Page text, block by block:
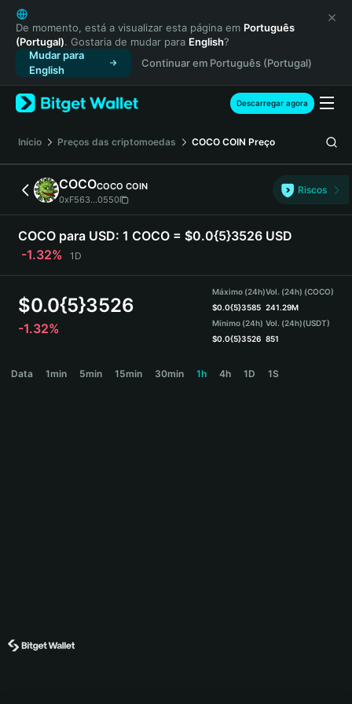
English
日本語
Tiếng Việt
Русский
Español (Latinoamérica)
Türkçe
Français
Deutsch
简体中文
繁體中文
Português (Portugal)
Bahasa Indonesia
ภาษาไทย
हिन्दी
Español
Português (Brasil)
De momento, está a visualizar esta página em Português
(Portugal). Gostaria de mudar para English?
Mudar para
English
Continuar em Português (Portugal)
Descarregar agora
Início Preços das criptomoedas COCO COIN Preço
COCOCOCO COIN
0xF563...0550
Riscos
COCO para USD: 1 COCO = $0.0{5}3526 USD
-1.32%
1D
$0.0{5}3526
-1.32%
Máximo (24h)
$0.0{5}3585
Mínimo (24h)
$0.0{5}3526
Vol. (24h) (COCO)
241.29M
Vol. (24h)(USDT)
851
Data 1min 5min 15min 30min 1h 4h 1D 1S